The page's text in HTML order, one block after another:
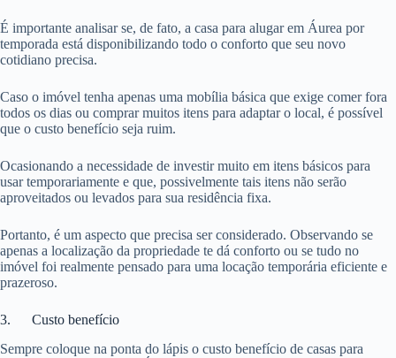
É importante analisar se, de fato, a casa para alugar em Áurea por
temporada está disponibilizando todo o conforto que seu novo
cotidiano precisa.
Caso o imóvel tenha apenas uma mobília básica que exige comer fora
todos os dias ou comprar muitos itens para adaptar o local, é possível
que o custo benefício seja ruim.
Ocasionando a necessidade de investir muito em itens básicos para
usar temporariamente e que, possivelmente tais itens não serão
aproveitados ou levados para sua residência fixa.
Portanto, é um aspecto que precisa ser considerado. Observando se
apenas a localização da propriedade te dá conforto ou se tudo no
imóvel foi realmente pensado para uma locação temporária eficiente e
prazeroso.
3. Custo benefício
Sempre coloque na ponta do lápis o custo benefício de casas para